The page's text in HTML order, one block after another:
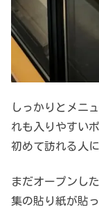
しっかりとメニ
れも入りやすい
初めて訪れる人
まだオープンし
集の貼り紙が貼